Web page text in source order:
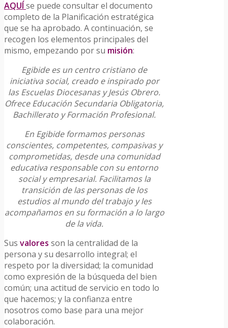
AQUÍse puede consultar el documento
completo de la Planificación estratégica
que se ha aprobado. A continuación, se
recogen los elementos principales del
mismo, empezando por su misión:
Egibide es un centro cristiano de
iniciativa social, creado e inspirado por
las Escuelas Diocesanas y Jesús Obrero.
Ofrece Educación Secundaria Obligatoria,
Bachillerato y Formación Profesional.
En Egibide formamos personas
conscientes, competentes, compasivas y
comprometidas, desde una comunidad
educativa responsable con su entorno
social y empresarial. Facilitamos la
transición de las personas de los
estudios al mundo del trabajo y les
acompañamos en su formación a lo largo
de la vida.
Sus valores son la centralidad de la
persona y su desarrollo integral; el
respeto por la diversidad; la comunidad
como expresión de la búsqueda del bien
común; una actitud de servicio en todo lo
que hacemos; y la confianza entre
nosotros como base para una mejor
colaboración.